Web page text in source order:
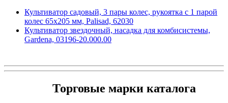
Культиватор садовый, 3 пары колес, рукоятка с 1 парой
колес 65х205 мм, Palisad, 62030
Культиватор звездочный, насадка для комбисистемы,
Gardena, 03196-20.000.00
Торговые марки каталога